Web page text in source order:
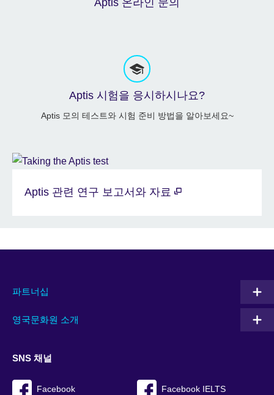
Aptis 온라인 문의
Aptis 시험을 응시하시나요?
Aptis 모의 테스트와 시험 준비 방법을 알아보세요~
Aptis 관련 연구 보고서와 자료
파트너십
영국문화원 소개
SNS 채널
Facebook Facebook IELTS